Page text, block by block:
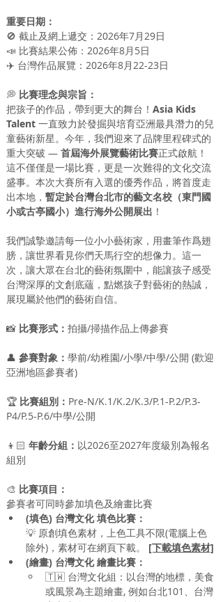
重要日期：
🚫 截止及網上遞交：2026年7月29日
📣 比賽結果公佈：2026年8月5日
✈️ 台灣作品展覽 ：2026年8月22-23日
💭 比賽理念與宗旨：
把孩子的作品，帶到更大的舞台！ Asia Kids
Talent 一直致力於發掘與培育亞洲最具潛力的兒
童藝術新星。今年，我們迎來了品牌里程碑式的
重大突破 — 首屆海外展覽藝術比賽正式啟航！
這不僅僅是一場比賽，更是一次難得的文化交流
盛事。本次大賽所有入選的優秀作品，將首度走
出本地， 暫定於台灣台北市的藝文名校（東門國
小或古亭國小）進行海外公開展出 ！
我們誠摯邀請每一位小小藝術家，用畫筆作爲翅
膀，讓世界看見你們天馬行空的想像力。這一
次，讓大眾在台北的藝術氛圍中，能讓孩子感受
台灣深厚的文創底蘊，點燃孩子對藝術的熱誠，
展現屬於他們的藝術自信。
📸 比賽形式： 拍攝/掃描作品上傳參賽
👤 參賽對象： 學前/幼稚園/小學/中學/公開 (歡迎
亞洲地區參賽者)
🏆 比賽組別： Pre-N/K.1/K.2/K.3/P.1-P.2/P.3-
P4/P.5-P.6/中學/公開
👦🏻 年齡分組： 以2026至2027年度級別為報名
組別
🎨 比賽項目：
參賽者可同時參加填色及繪畫比賽
(填色) 台灣文化 填色比賽：
💡 原創填色素材，上色工具不限(電腦上色
除外)，素材可在網頁下載。 [下載填色素材]
(繪畫) 台灣文化 繪畫比賽：
🇹🇼 台灣文化組：以台灣的地標，美食
或風景為主題繪畫, 例如台北101、台灣